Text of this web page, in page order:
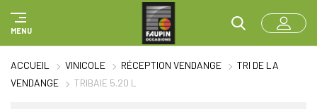
MENU
ACCUEIL VINICOLE RÉCEPTION VENDANGE
TRI DE LA
VENDANGE
TRIBAIE 5.20 L
Panneau de gestion des cookies